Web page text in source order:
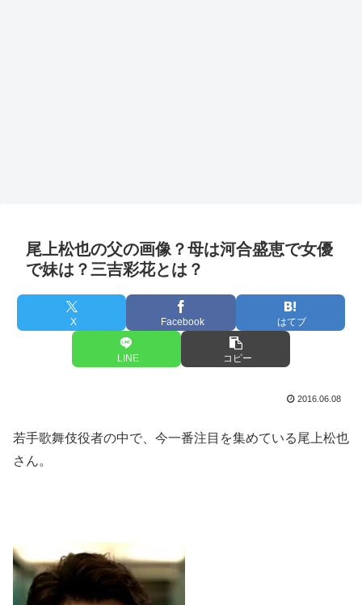
尾上松也の父の画像？母は河合盛恵で女優
で妹は？三吉彩花とは？
X Facebook はてブ
LINE コピー
2016.06.08
若手歌舞伎役者の中で、今一番注目を集めている尾上松也
さん。